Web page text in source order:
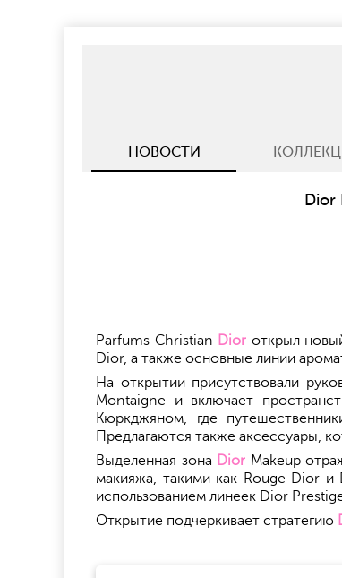
НОВОСТИ
Dior
Parfums Christian Dior открыл
Dior, а также основные линии
На открытии присутствовали
Montaigne и включает
Кюркджяном, где
Предлагаются также аксессуары,
Выделенная зона Dior Makeup
макияжа, такими как Rouge Dior и
использованием линеек Dior
Открытие подчеркивает стратегию